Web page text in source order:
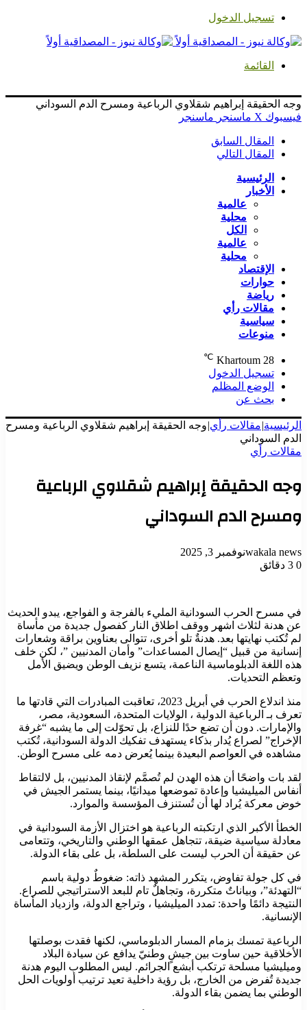
تسجيل الدخول
القائمة
وجه الحقيقة إبراهيم شقلاوي الرباعية ومسرح الدم السوداني
فيسبوك ‫X ماسنجر ماسنجر
المقال السابق
المقال التالي
الرئيسية
الأخبار
عالمية
محلية
الكل
عالمية
محلية
الإقتصاد
حوارات
رياضة
مقالات رأي
سياسية
منوعات
Khartoum 28
℃
تسجيل الدخول
الوضع المظلم
بحث عن
الرئيسية|مقالات رأي|وجه الحقيقة إبراهيم شقلاوي الرباعية ومسرح
الدم السوداني
مقالات رأي
وجه الحقيقة إبراهيم شقلاوي الرباعية
ومسرح الدم السوداني
wakala newsنوفمبر 3, 2025
0
في مسرح الحرب السودانية المليء بالفرجة و الفواجع، يبدو الحديث
عن هدنة لثلاث اشهر ووقف اطلاق النار كفصول جديدة من مأساة
لم تُكتب نهايتها بعد. هدنةٌ تلو أخرى، تتوالى بعناوين براقة وشعارات
إنسانية من قبيل “إيصال المساعدات” وأمان المدنيين ”، لكن خلف
هذه اللغة الدبلوماسية الناعمة، يتسع نزيف الوطن ويضيق الأمل
وتعظم التحديات.
منذ اندلاع الحرب في أبريل 2023، تعاقبت المبادرات التي قادتها ما
تعرف بـ الرباعية الدولية ، الولايات المتحدة، السعودية، مصر،
والإمارات. دون أن تضع حدًا للنزاع، بل تحوّلت إلى ما يشبه “غرفة
الإخراج” لصراع يُدار بذكاء يستهدف تفكيك الدولة السودانية، تُكتب
مشاهده في العواصم البعيدة بينما يُعرض دمه على مسرح الوطن.
لقد بات واضحًا أن هذه الهدن لم تُصمَّم لإنقاذ المدنيين، بل لالتقاط
أنفاس الميليشيا وإعادة تموضعها ميدانيًا، بينما يستمر الجيش في
خوض معركة يُراد لها أن تُستنزف المؤسسة والموارد.
الخطأ الأكبر الذي ارتكبته الرباعية هو اختزال الأزمة السودانية في
معادلة سياسية ضيقة، تتجاهل عمقها الوطني والتاريخي، وتتعامى
عن حقيقة أن الحرب ليست على السلطة، بل على بقاء الدولة.
في كل جولة تفاوض، يتكرر المشهد ذاته: ضغوطٌ دولية باسم
“التهدئة”، وبياناتٌ متكررة، وتجاهلٌ تام للبعد الاستراتيجي للصراع.
النتيجة دائمًا واحدة: تمدد الميليشيا ، وتراجع الدولة، وازدياد المأساة
الإنسانية.
الرباعية تمسك بزمام المسار الدبلوماسي، لكنها فقدت بوصلتها
الأخلاقية حين ساوت بين جيشٍ وطنيّ يدافع عن سيادة البلاد
وميليشيا مسلحة ترتكب أبشع الجرائم. ليس المطلوب اليوم هدنة
جديدة تُفرض من الخارج، بل رؤية داخلية تعيد ترتيب أولويات الحل
الوطني بما يضمن بقاء الدولة.